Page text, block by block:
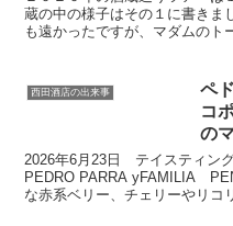
蔵の中の様子はその１に書きま
も遠かったですが、マダムのト
西田酒店の出来事
ペ
コ
の
に
す
2026年6月23日 テイスティン
PEDRO PARRA yFAMILIA
な赤系ベリー、チェリーやリコ